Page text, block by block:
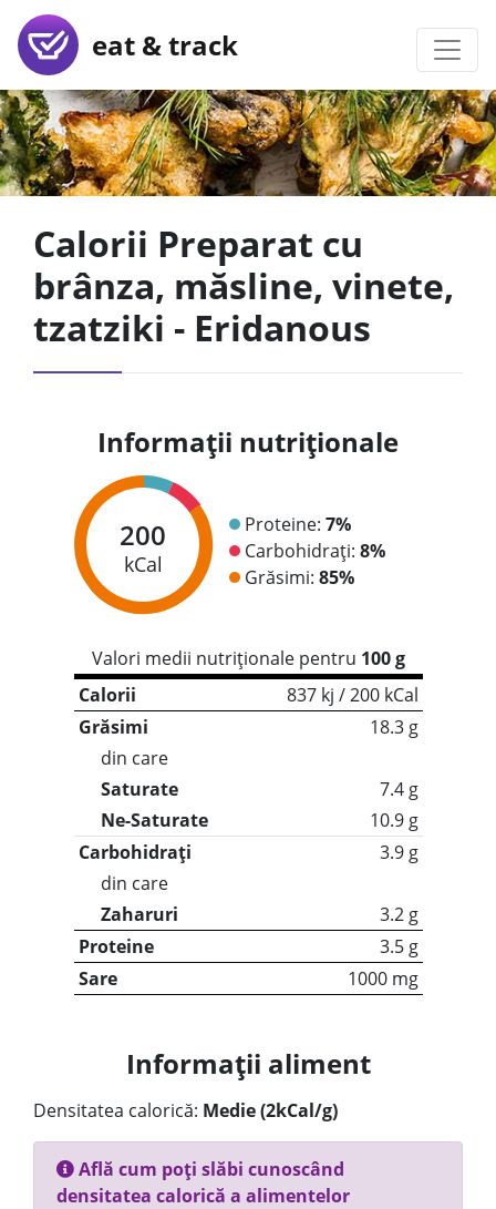
eat & track
Calorii Preparat cu
brânza, măsline, vinete,
tzatziki - Eridanous
Informații nutriționale
200
kCal
Proteine: 7%
Carbohidrați: 8%
Grăsimi: 85%
Valori medii nutriționale pentru 100 g
Calorii
837 kj / 200 kCal
Grăsimi
18.3 g
din care
Saturate
7.4 g
Ne-Saturate
10.9 g
Carbohidrați
3.9 g
din care
Zaharuri
3.2 g
Proteine
3.5 g
Sare
1000 mg
Informații aliment
Densitatea calorică: Medie (2kCal/g)
Află cum poți slăbi cunoscând
densitatea calorică a alimentelor